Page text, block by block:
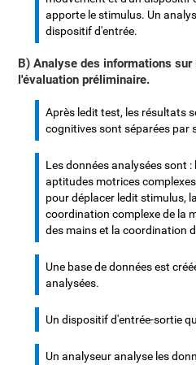
apporte le stimulus. Un
dispositif d'entrée.
B) Analyse des informations
l'évaluation préliminaire.
Après ledit test, les résultats
cognitives sont séparées par
Les données analysées sont
aptitudes motrices
pour déplacer ledit stimulus,
coordination complexe de la
des mains et la coordination
Une base de données est
analysées.
Un dispositif d'entrée-sortie
Un analyseur analyse les